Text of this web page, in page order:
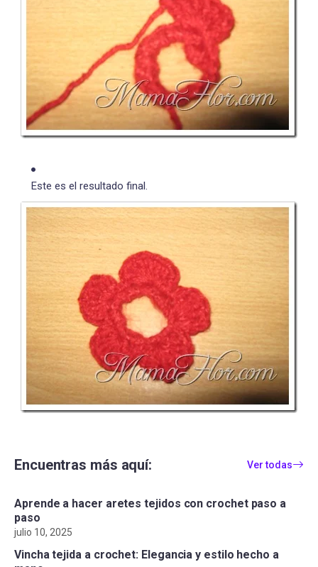
Este es el resultado final.
Encuentras más aquí: Ver todas
Aprende a hacer aretes tejidos con crochet paso a
paso
julio 10, 2025
Vincha tejida a crochet: Elegancia y estilo hecho a